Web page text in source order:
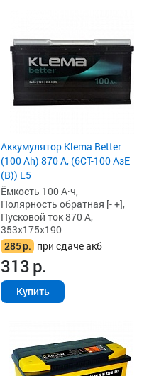
Аккумулятор Klema Better
(100 Ah) 870 А, (6СТ-100 АзЕ
(B)) L5
Ёмкость 100 А·ч,
Полярность обратная [- +],
Пусковой ток 870 А,
353x175x190
285р. при сдаче акб
313р.
Купить